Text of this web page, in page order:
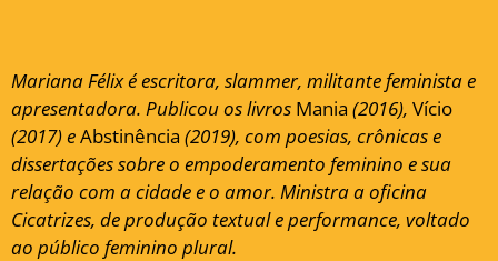
Mariana Félix é escritora, slammer, militante feminista e
apresentadora. Publicou os livros Mania (2016), Vício
(2017) eAbstinência (2019), com poesias, crônicas e
dissertações sobre o empoderamento feminino e sua
relação com a cidade e o amor. Ministra a oficina
Cicatrizes, de produção textual e performance, voltado
ao público feminino plural.